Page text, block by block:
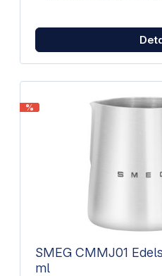
%
SMEG CMMJ01 Edelstahl-Milchkrug 450
ml